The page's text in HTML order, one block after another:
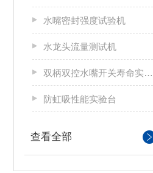
水嘴密封强度试验机
水龙头流量测试机
双柄双控水嘴开关寿命实验台
防虹吸性能实验台
查看全部